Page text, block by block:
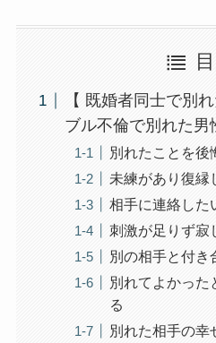
【 既婚者同士で別
ブル不倫で別れた男
別れたことを後
未練があり復縁
相手に連絡した
刺激が足りず寂
別の相手と付き
別れてよかった
る
別れた相手の幸